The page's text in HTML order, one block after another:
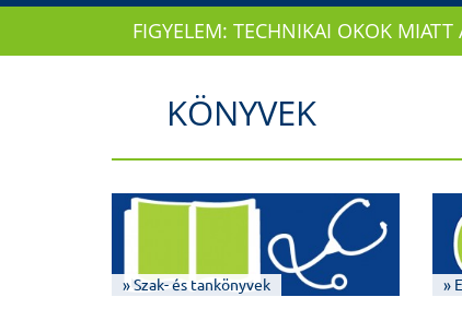
FIGYELEM: TECHNIKAI OKOK
KÖNYVEK
» Szak- és tankönyvek »